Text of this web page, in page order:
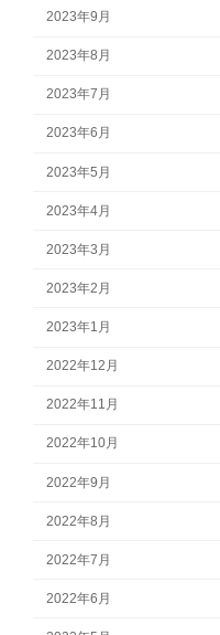
2023年9月
2023年8月
2023年7月
2023年6月
2023年5月
2023年4月
2023年3月
2023年2月
2023年1月
2022年12月
2022年11月
2022年10月
2022年9月
2022年8月
2022年7月
2022年6月